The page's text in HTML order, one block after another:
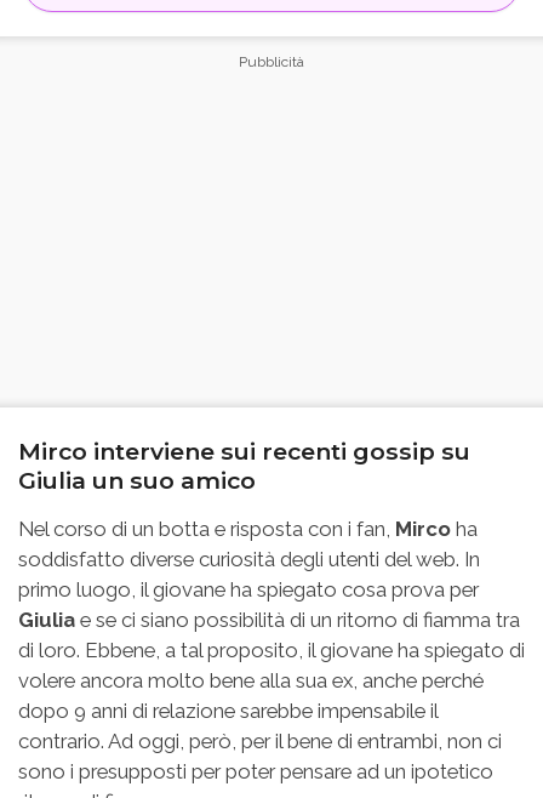
Mirco interviene sui recenti gossip su
Giulia un suo amico
Nel corso di un botta e risposta con i fan, Mirco ha
soddisfatto diverse curiosità degli utenti del web. In
primo luogo, il giovane ha spiegato cosa prova per
Giulia e se ci siano possibilità di un ritorno di fiamma tra
di loro. Ebbene, a tal proposito, il giovane ha spiegato di
volere ancora molto bene alla sua ex, anche perché
dopo 9 anni di relazione sarebbe impensabile il
contrario. Ad oggi, però, per il bene di entrambi, non ci
sono i presupposti per poter pensare ad un ipotetico